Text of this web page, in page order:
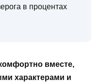
в процентах
вместе,
характерами и